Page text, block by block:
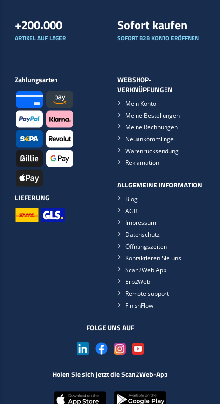
+200.000
ARTIKEL AUF LAGER
Sofort kaufen
SOFORT B2B KONTO ERÖFFNEN
Zahlungsarten
LIEFERUNG
WEBSHOP-
VERKNÜPFUNGEN
Mein Konto
Meine Bestellungen
Meine Rechnungen
Neuankömmlinge
Warenrücksendung
Reklamation
ALLGEMEINE INFORMATION
Blog
AGB
Impressum
Datenschutz
Öffnungszeiten
Kontaktieren Sie uns
Scan2Web App
Erp2Web
Remote support
FinishFlow
FOLGE UNS AUF
Holen Sie sich jetzt die Scan2Web-App